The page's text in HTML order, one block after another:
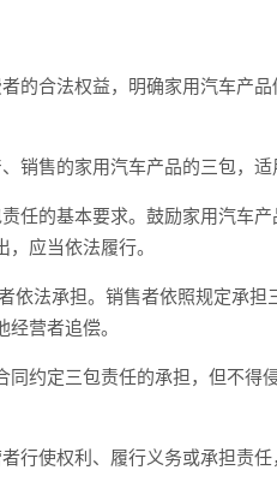
的合法权益，明确家用汽车产
销售的家用汽车产品的三包，适
任的基本要求。鼓励家用汽车
应当依法履行。
依法承担。销售者依照规定承
营者追偿。
同约定三包责任的承担，但不
行使权利、履行义务或承担责